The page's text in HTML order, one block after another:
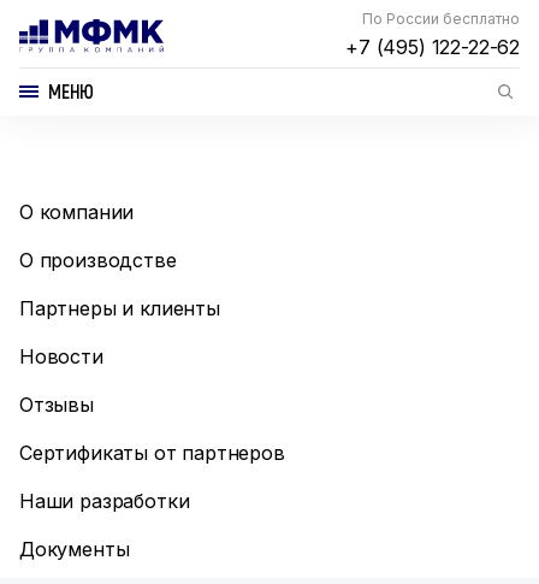
По России бесплатно
+7 (495) 122-22-62
МЕНЮ
О компании
О производстве
Партнеры и клиенты
Новости
Отзывы
Сертификаты от партнеров
Наши разработки
Документы